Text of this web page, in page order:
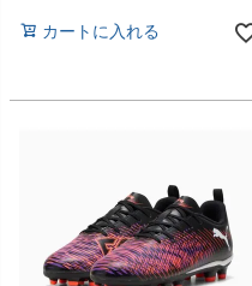
カートに入れる